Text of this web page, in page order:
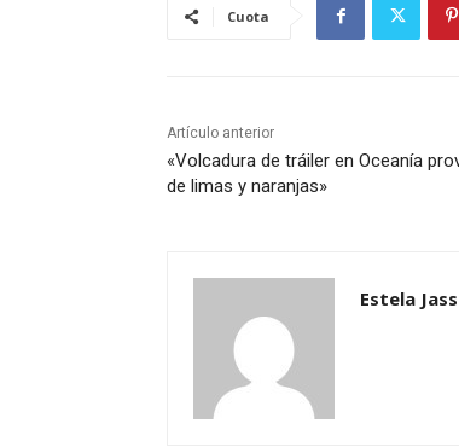
Cuota
Artículo anterior
«Volcadura de tráiler en Oceanía
de limas y naranjas»
Estela